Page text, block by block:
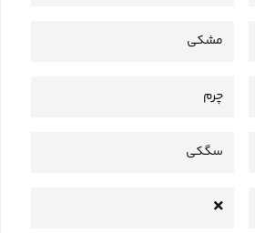
مشکی
چرم
سگکی